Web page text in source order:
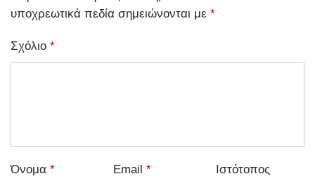
υποχρεωτικά πεδία σημειώνονται με *
Σχόλιο *
Όνομα * Email * Ιστότοπος